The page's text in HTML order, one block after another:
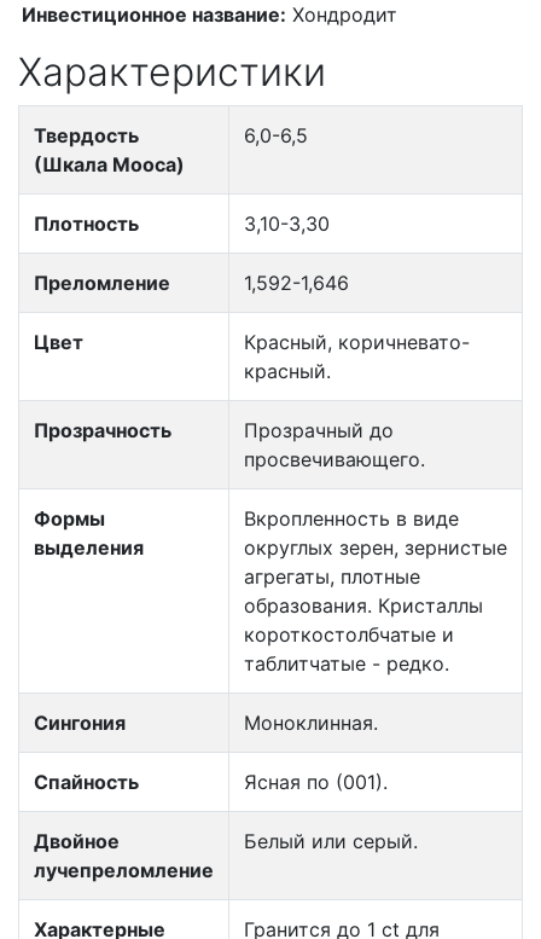
Инвестиционное название: Хондродит
Характеристики
Твердость
(Шкала Мооса)
6,0-6,5
Плотность 3,10-3,30
Преломление 1,592-1,646
Цвет
Красный, коричневато-
красный.
Прозрачность
Прозрачный до
просвечивающего.
Формы
выделения
Вкропленность в виде
округлых зерен, зернистые
агрегаты, плотные
образования. Кристаллы
короткостолбчатые и
таблитчатые - редко.
Сингония Моноклинная.
Спайность Ясная по (001).
Двойное
лучепреломление
Белый или серый.
Характерные Гранится до 1 ct для